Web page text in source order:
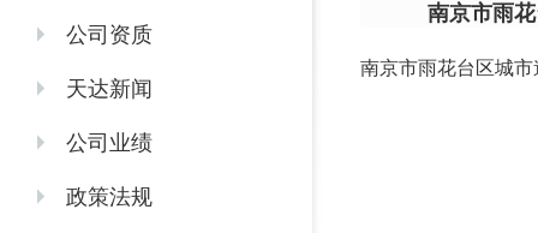
公司资质
天达新闻
公司业绩
政策法规
南京市雨
南京市雨花台区城